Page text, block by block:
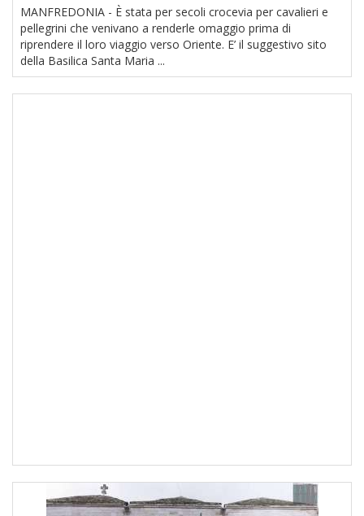
MANFREDONIA - È stata per secoli crocevia per cavalieri e
pellegrini che venivano a renderle omaggio prima di
riprendere il loro viaggio verso Oriente. E’ il suggestivo sito
della Basilica Santa Maria ...